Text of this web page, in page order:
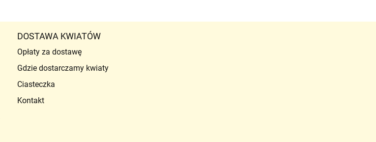
DOSTAWA KWIATÓW
Opłaty za dostawę
Gdzie dostarczamy kwiaty
Ciasteczka
Kontakt